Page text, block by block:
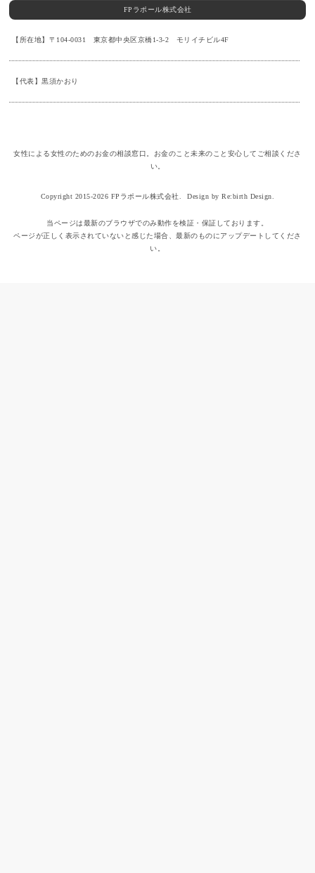
FPラポール株式会社
【所在地】〒104-0031 東京都中央区京橋1-3-2 モリイチビル4F
【代表】黒須かおり
女性による女性のためのお金の相談窓口。お金のこと未来のこと安心してご相談くださ
い。
Copyright 2015-2026 FPラポール株式会社. Design by Re:birth Design.
当ページは最新のブラウザでのみ動作を検証・保証しております。
ページが正しく表示されていないと感じた場合、最新のものにアップデートしてくださ
い。